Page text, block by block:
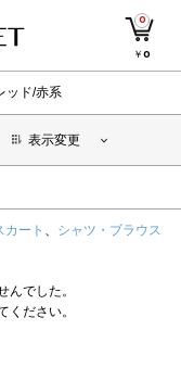
0
￥0
ッド/赤系
表示変更
カート 、 シャツ・ブラウス
んでした。
ください。